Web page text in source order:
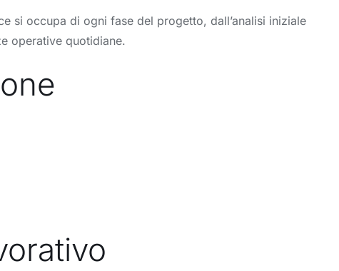
si occupa di ogni fase del progetto, dall’analisi iniziale
operative quotidiane.